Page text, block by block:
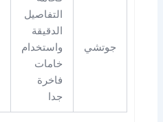
جوتشي
التفاصيل
الدقيقة
واستخدام
خامات
فاخرة
جدا